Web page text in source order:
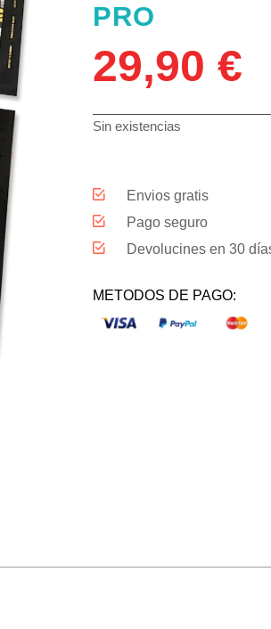
PRO
29,90 €
Sin existencias
Envios gratis
Pago seguro
Devolucines en 30
METODOS DE PAGO: